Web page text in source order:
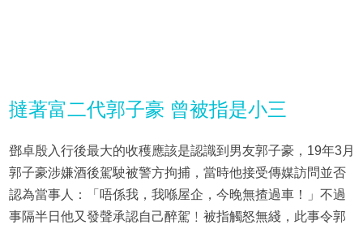
撻著富二代郭子豪 曾被指是小三
鄧卓殷入行後最大的收穫應該是認識到男友郭子豪，19年3月
郭子豪涉嫌酒後駕駛被警方拘捕，當時他接受傳媒訪問並否
認為當事人：「唔係我，我喺屋企，今晚無揸過車！」不過
事隔半日他又發聲承認自己醉駕﹗被指觸怒無綫，此事令郭